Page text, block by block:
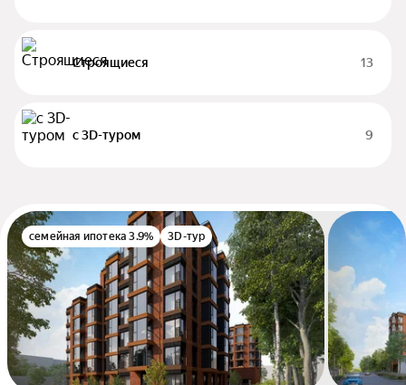
Строящиеся 13
c 3D-туром 9
семейная ипотека 3.9% 3D-тур